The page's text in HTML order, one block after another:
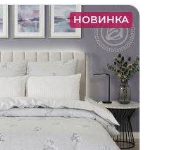
НОВИНКА